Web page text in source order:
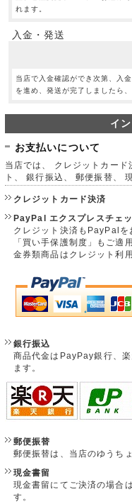
れます。
入金・発送
当店で入金確認ができ次第、入
を進め、発送が完了しましたら
イ
お支払いについて
当店では、 クレジットカー
ト、 銀行振込、 郵便振替、
クレジットカード決済
PayPal エクスプレスチェ
クレジット決済もPayPalを
「買い手保護制度」もご適
金券類商品はクレジット利
銀行振込
商品代金はPayPay銀行、
ます。
郵便振替
郵便振替は、当店のゆうち
現金書留
現金書留にてご決済の場合
す。